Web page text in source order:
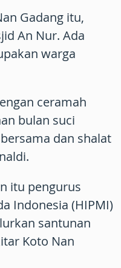
Gadang itu,
An Nur. Ada
warga
ceramah
bulan suci
dan shalat
itu pengurus
Indonesia (HIPMI)
santunan
Koto Nan